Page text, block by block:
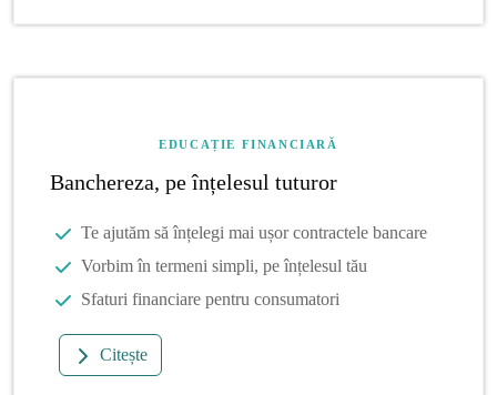
EDUCAȚIE FINANCIARĂ
Banchereza, pe înțelesul tuturor
Te ajutăm să înțelegi mai ușor contractele bancare
Vorbim în termeni simpli, pe înțelesul tău
Sfaturi financiare pentru consumatori
Citește